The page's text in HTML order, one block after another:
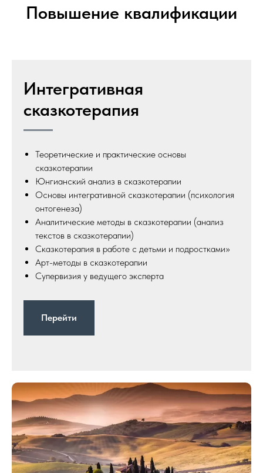
Повышение квалификации
Интегративная
сказкотерапия
Теоретические и практические основы
сказкотерапии
Юнгианский анализ в сказкотерапии
Основы интегративной сказкотерапии (психология
онтогенеза)
Аналитические методы в сказкотерапии (анализ
текстов в сказкотерапии)
Сказкотерапия в работе с детьми и подростками»
Арт-методы в сказкотерапии
Супервизия у ведущего эксперта
Перейти